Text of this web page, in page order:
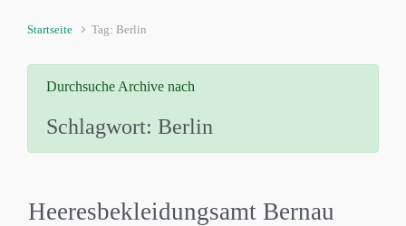
Startseite Tag: Berlin
Durchsuche Archive nach
Schlagwort: Berlin
Heeresbekleidungsamt Bernau